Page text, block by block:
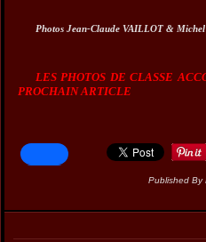
Photos Jean-Claude VAILLOT &
LES PHOTOS DE CLASSE
PROCHAIN ARTICLE
Published By